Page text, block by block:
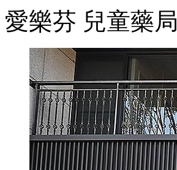
愛樂芬 兒童藥局